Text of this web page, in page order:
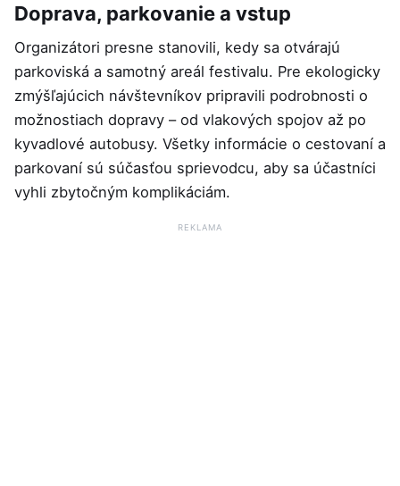
Doprava, parkovanie a vstup
Organizátori presne stanovili, kedy sa otvárajú
parkoviská a samotný areál festivalu. Pre ekologicky
zmýšľajúcich návštevníkov pripravili podrobnosti o
možnostiach dopravy – od vlakových spojov až po
kyvadlové autobusy. Všetky informácie o cestovaní a
parkovaní sú súčasťou sprievodcu, aby sa účastníci
vyhli zbytočným komplikáciám.
REKLAMA